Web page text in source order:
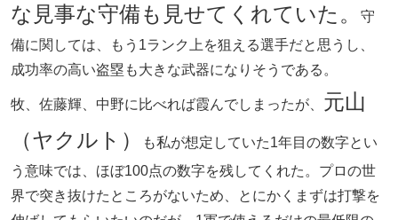
な見事な守備も見せてくれていた。
守
備に関しては、もう1ランク上を狙える選手だと思うし、
成功率の高い盗塁も大きな武器になりそうである。
牧、佐藤輝、中野に比べれば霞んでしまったが、 元山
（ヤクルト）
も私が想定していた1年目の数字とい
う意味では、ほぼ100点の数字を残してくれた。プロの世
界で突き抜けたところがないため、とにかくまずは打撃を